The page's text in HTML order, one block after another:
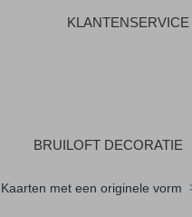
KLANTENSERVICE
BRUILOFT DECORATIE
Kaarten met een originele vorm